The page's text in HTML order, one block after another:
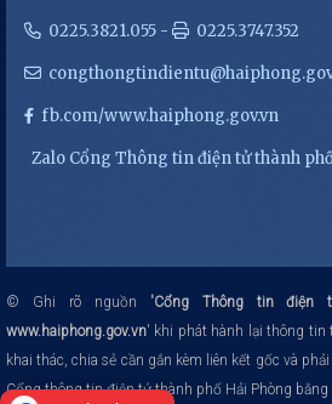
0225.3821.055 - 0225.3747.352
fb.com/www.haiphong.gov.vn
Zalo Cổng Thông tin điện tử thành phố
© Ghi rõ nguồn 'Cổng Thông tin điện
www.haiphong.gov.vn' khi phát hành lại thông tin
khai thác, chia sẻ cần gắn kèm liên kết gốc và
Cổng thông tin điện tử thành phố Hải Phòng bằng